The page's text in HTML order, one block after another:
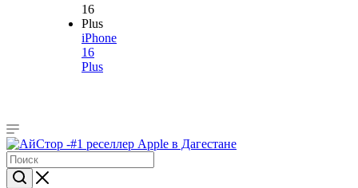
iPhone
16
Plus